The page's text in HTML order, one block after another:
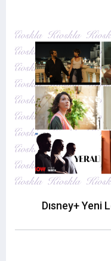
Dısney+ Yeni